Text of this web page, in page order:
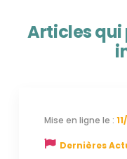
Articles qui
Dernières